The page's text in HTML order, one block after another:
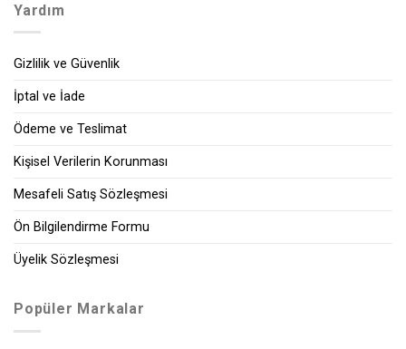
Yardım
Gizlilik ve Güvenlik
İptal ve İade
Ödeme ve Teslimat
Kişisel Verilerin Korunması
Mesafeli Satış Sözleşmesi
Ön Bilgilendirme Formu
Üyelik Sözleşmesi
Popüler Markalar